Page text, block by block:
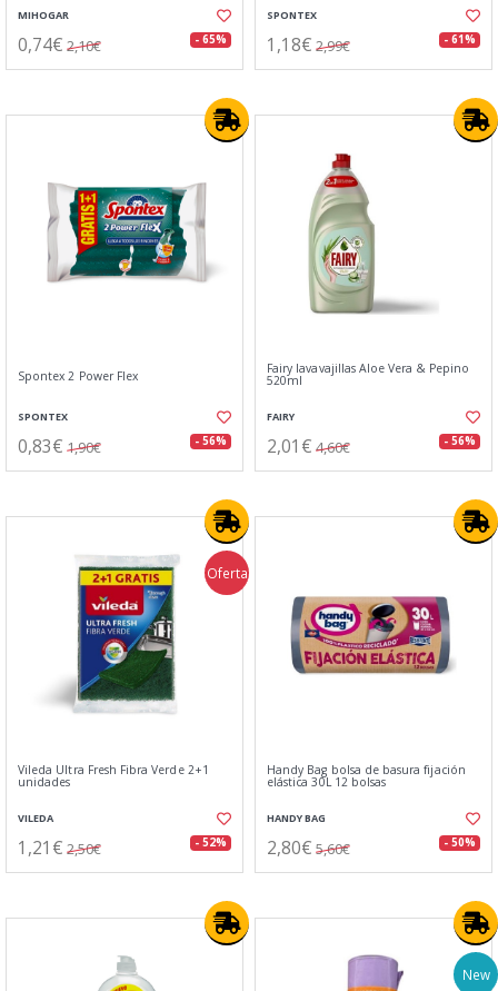
MIHOGAR
0,74€ 2,10€ - 65%
SPONTEX
1,18€ 2,99€ - 61%
Spontex 2 Power Flex
SPONTEX
0,83€ 1,90€ - 56%
Fairy lavavajillas Aloe Vera & Pepino
520ml
FAIRY
2,01€ 4,60€ - 56%
Oferta
Vileda Ultra Fresh Fibra Verde 2+1
unidades
VILEDA
1,21€ 2,50€ - 52%
Handy Bag bolsa de basura fijación
elástica 30L 12 bolsas
HANDY BAG
2,80€ 5,60€ - 50%
New